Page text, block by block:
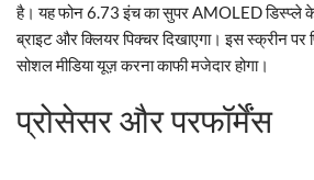
है। यह फोन 6.73 इंच का सुपर AMOLED डिस्प्ले
ब्राइट और क्लियर पिक्चर दिखाएगा। इस स्क्रीन
सोशल मीडिया यूज़ करना काफी मजेदार होगा।
प्रोसेसर और परफॉर्मेंस